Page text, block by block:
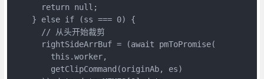
      return null;
    } else if (ss === 0) {
      // 从头开始裁剪
      rightSideArrBuf = (await pmToPromise(
        this.worker,
        getClipCommand(originAb, es)